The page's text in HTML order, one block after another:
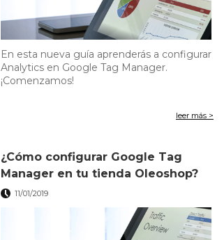
En esta nueva guía aprenderás a configurar
Analytics en Google Tag Manager.
¡Comenzamos!
leer más >
¿Cómo configurar Google Tag
Manager en tu tienda Oleoshop?
11/01/2019